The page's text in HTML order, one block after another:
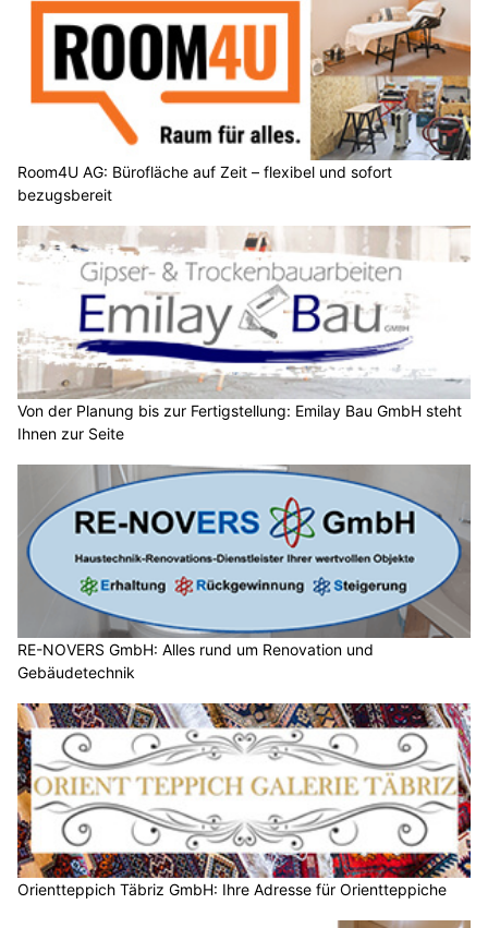
Room4U AG: Bürofläche auf Zeit – flexibel und sofort
bezugsbereit
Von der Planung bis zur Fertigstellung: Emilay Bau GmbH steht
Ihnen zur Seite
RE-NOVERS GmbH: Alles rund um Renovation und
Gebäudetechnik
Orientteppich Täbriz GmbH: Ihre Adresse für Orientteppiche